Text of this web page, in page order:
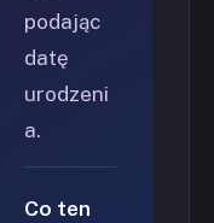
podając
datę
urodzeni
a.
Co ten